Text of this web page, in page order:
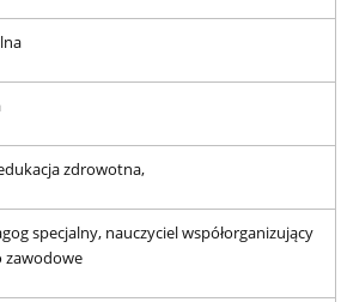
zdrowotna,
specjalny, nauczyciel współorganizujący
zawodowe